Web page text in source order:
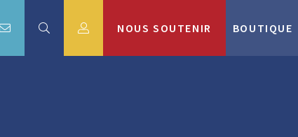
NOUS SOUTENIR BOUTIQUE